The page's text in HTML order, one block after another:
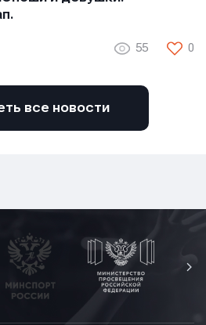
55 0
все новости